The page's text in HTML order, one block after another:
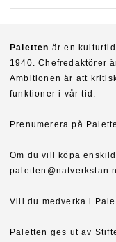
Paletten är en
1940. Chefredaktörer
Ambitionen är att
funktioner i vår tid.
Prenumerera på
Om du vill köpa
Vill du medverka i
Paletten ges ut av